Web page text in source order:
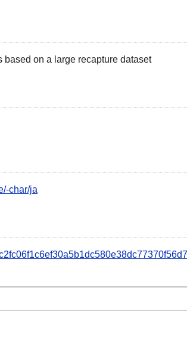
on a large recapture dataset
char/ja